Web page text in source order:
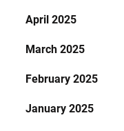
April 2025
March 2025
February 2025
January 2025